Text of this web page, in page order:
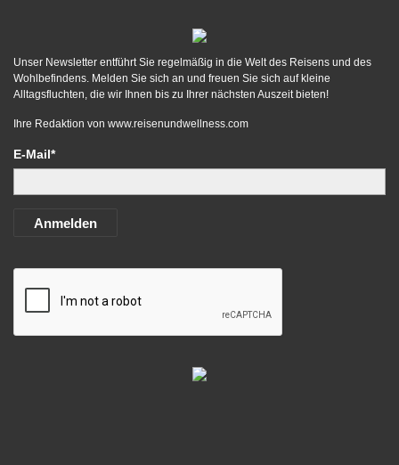
Unser Newsletter entführt Sie regelmäßig in die Welt des Reisens und des
Wohlbefindens. Melden Sie sich an und freuen Sie sich auf kleine
Alltagsfluchten, die wir Ihnen bis zu Ihrer nächsten Auszeit bieten!
Ihre Redaktion von www.reisenundwellness.com
E-Mail*
Anmelden